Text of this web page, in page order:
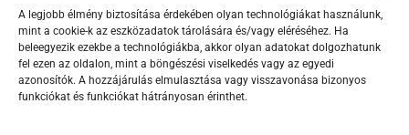
A legjobb élmény biztosítása érdekében olyan technológiákat használunk,
mint a cookie-k az eszközadatok tárolására és/vagy eléréséhez. Ha
beleegyezik ezekbe a technológiákba, akkor olyan adatokat dolgozhatunk
fel ezen az oldalon, mint a böngészési viselkedés vagy az egyedi
azonosítók. A hozzájárulás elmulasztása vagy visszavonása bizonyos
funkciókat és funkciókat hátrányosan érinthet.
Adatkezelési szabályzat
Jogi nyilatkozat
Kapcsolat
Impresszum